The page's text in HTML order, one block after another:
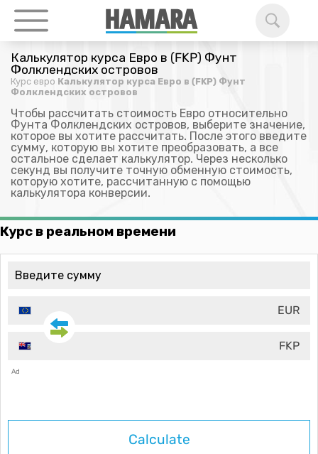
Калькулятор курса Евро в (FKP) Фунт
Фолклендских островов
Курс евро Калькулятор курса Евро в (FKP) Фунт
Фолклендских островов
Чтобы рассчитать стоимость Евро относительно
Фунта Фолклендских островов, выберите значение,
которое вы хотите рассчитать. После этого введите
сумму, которую вы хотите преобразовать, а все
остальное сделает калькулятор. Через несколько
секунд вы получите точную обменную стоимость,
которую хотите, рассчитанную с помощью
калькулятора конверсии.
Курс в реальном времени
EUR
FKP
Ad
Calculate